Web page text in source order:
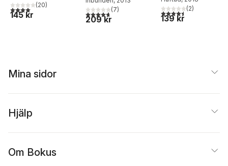
4,0utav 5 stjärnor. Totalt antal röster:
(20)
145 kr
4,7utav 5 stjärnor. Totalt antal röster:
(7)
209 kr
4,5utav 5 stjärnor.
(2)
139 kr
Mina sidor
Hjälp
Om Bokus